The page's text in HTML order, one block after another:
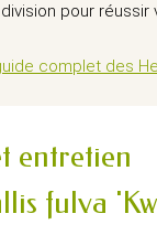
pour réussir
complet des
entretien
fulva